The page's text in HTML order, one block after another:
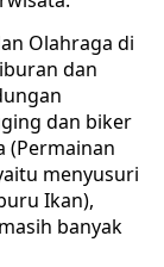
Olahraga di
dan
dan biker
(Permainan
menyusuri
Ikan),
banyak